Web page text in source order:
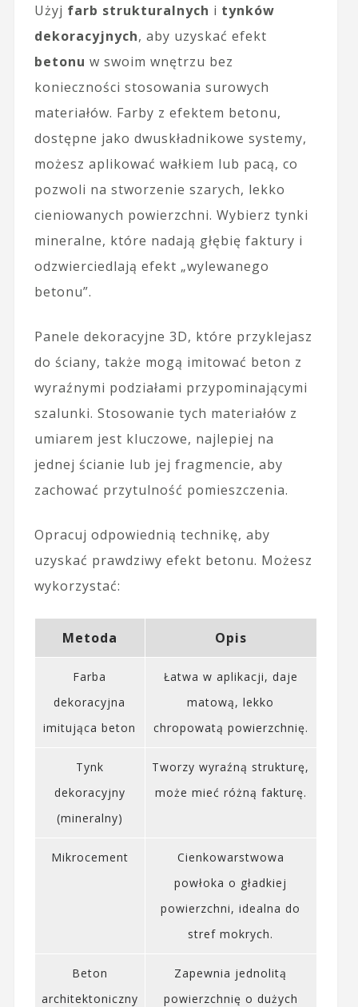
Użyj farb strukturalnych i tynków
dekoracyjnych, aby uzyskać efekt
betonu w swoim wnętrzu bez
konieczności stosowania surowych
materiałów. Farby z efektem betonu,
dostępne jako dwuskładnikowe systemy,
możesz aplikować wałkiem lub pacą, co
pozwoli na stworzenie szarych, lekko
cieniowanych powierzchni. Wybierz tynki
mineralne, które nadają głębię faktury i
odzwierciedlają efekt „wylewanego
betonu”.
Panele dekoracyjne 3D, które przyklejasz
do ściany, także mogą imitować beton z
wyraźnymi podziałami przypominającymi
szalunki. Stosowanie tych materiałów z
umiarem jest kluczowe, najlepiej na
jednej ścianie lub jej fragmencie, aby
zachować przytulność pomieszczenia.
Opracuj odpowiednią technikę, aby
uzyskać prawdziwy efekt betonu. Możesz
wykorzystać:
Metoda Opis
Farba
dekoracyjna
imitująca beton
Łatwa w aplikacji, daje
matową, lekko
chropowatą powierzchnię.
Tynk
dekoracyjny
(mineralny)
Tworzy wyraźną strukturę,
może mieć różną fakturę.
Mikrocement
Cienkowarstwowa
powłoka o gładkiej
powierzchni, idealna do
stref mokrych.
Beton
architektoniczny
Zapewnia jednolitą
powierzchnię o dużych